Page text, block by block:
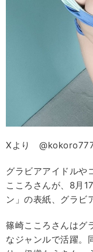
Xより
グラビアアイドルや
こころさんが、8月
ン」の表紙、グラビ
篠崎こころさんはグ
なジャンルで活躍。